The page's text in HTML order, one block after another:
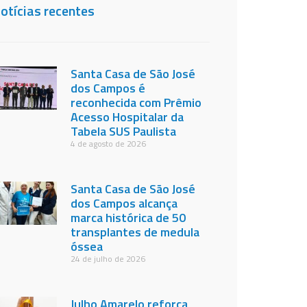
recentes
Santa Casa de São José
dos Campos é
reconhecida com Prêmio
Acesso Hospitalar da
Tabela SUS Paulista
4 de agosto de 2026
Santa Casa de São José
dos Campos alcança
marca histórica de 50
transplantes de medula
óssea
24 de julho de 2026